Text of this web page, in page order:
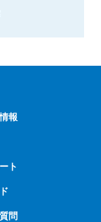
報
ト
問